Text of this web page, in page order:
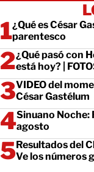
¿Qué es César
parentesco
¿Qué pasó con
está hoy? |
VIDEO del
César Gastélum
Sinuano Noche:
agosto
Resultados del
Ve los números